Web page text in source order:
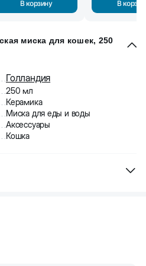
В корзину В
миска для кошек, 250
Голландия
250 мл
Керамика
Миска для еды и воды
Аксессуары
Кошка
и не вступает в реакцию с
Украшена красивым принтом.
под любой интерьер.